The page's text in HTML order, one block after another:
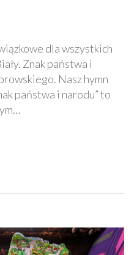
dla wszystkich
Znak państwa i
Nasz hymn
państwa i narodu” to